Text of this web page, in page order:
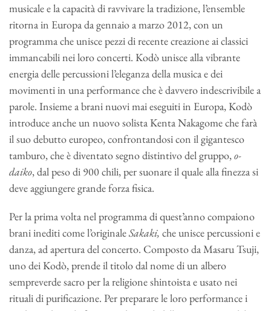
musicale e la capacità di ravvivare la tradizione, l’ensemble
ritorna in Europa da gennaio a marzo 2012, con un
programma che unisce pezzi di recente creazione ai classici
immancabili nei loro concerti. Kodò unisce alla vibrante
energia delle percussioni l’eleganza della musica e dei
movimenti in una performance che è davvero indescrivibile a
parole. Insieme a brani nuovi mai eseguiti in Europa, Kodò
introduce anche un nuovo solista Kenta Nakagome che farà
il suo debutto europeo, confrontandosi con il gigantesco
tamburo, che è diventato segno distintivo del gruppo,o-
daiko, dal peso di 900 chili, per suonare il quale alla finezza si
deve aggiungere grande forza fisica.
Per la prima volta nel programma di quest’anno compaiono
brani inediti come l’originaleSakaki, che unisce percussioni e
danza, ad apertura del concerto. Composto da Masaru Tsuji,
uno dei Kodò, prende il titolo dal nome di un albero
sempreverde sacro per la religione shintoista e usato nei
rituali di purificazione. Per preparare le loro performance i